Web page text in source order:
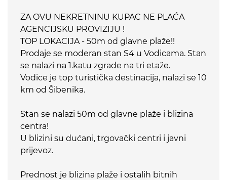
ZA OVU NEKRETNINU KUPAC NE PLAĆA
AGENCIJSKU PROVIZIJU !
TOP LOKACIJA - 50m od glavne plaže!!
Prodaje se moderan stan S4 u Vodicama. Stan
se nalazi na 1.katu zgrade na tri etaže.
Vodice je top turistička destinacija, nalazi se 10
km od Šibenika.
Stan se nalazi 50m od glavne plaže i blizina
centra!
U blizini su dućani, trgovački centri i javni
prijevoz.
Prednost je blizina plaže i ostalih bitnih